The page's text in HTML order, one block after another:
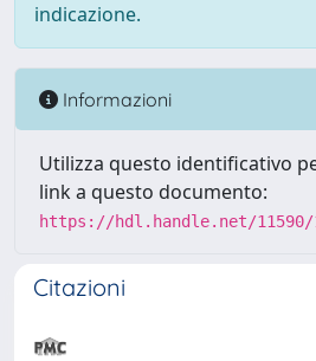
indicazione.
Informazioni
Utilizza questo identificativo
link a questo documento:
https://hdl.handle.net/11590/
Citazioni